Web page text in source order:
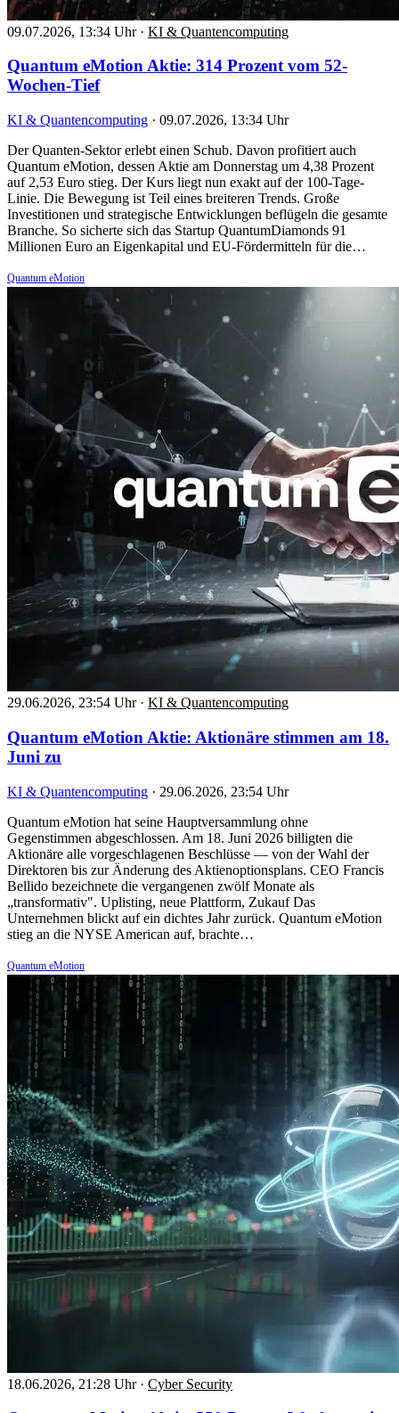
09.07.2026, 13:34 Uhr · KI & Quantencomputing
Quantum eMotion Aktie: 314 Prozent vom 52-
Wochen-Tief
KI & Quantencomputing · 09.07.2026, 13:34 Uhr
Der Quanten-Sektor erlebt einen Schub. Davon profitiert auch
Quantum eMotion, dessen Aktie am Donnerstag um 4,38 Prozent
auf 2,53 Euro stieg. Der Kurs liegt nun exakt auf der 100-Tage-
Linie. Die Bewegung ist Teil eines breiteren Trends. Große
Investitionen und strategische Entwicklungen beflügeln die gesamte
Branche. So sicherte sich das Startup QuantumDiamonds 91
Millionen Euro an Eigenkapital und EU-Fördermitteln für die…
Quantum eMotion
29.06.2026, 23:54 Uhr · KI & Quantencomputing
Quantum eMotion Aktie: Aktionäre stimmen am 18.
Juni zu
KI & Quantencomputing · 29.06.2026, 23:54 Uhr
Quantum eMotion hat seine Hauptversammlung ohne
Gegenstimmen abgeschlossen. Am 18. Juni 2026 billigten die
Aktionäre alle vorgeschlagenen Beschlüsse — von der Wahl der
Direktoren bis zur Änderung des Aktienoptionsplans. CEO Francis
Bellido bezeichnete die vergangenen zwölf Monate als
„transformativ". Uplisting, neue Plattform, Zukauf Das
Unternehmen blickt auf ein dichtes Jahr zurück. Quantum eMotion
stieg an die NYSE American auf, brachte…
Quantum eMotion
18.06.2026, 21:28 Uhr · Cyber Security